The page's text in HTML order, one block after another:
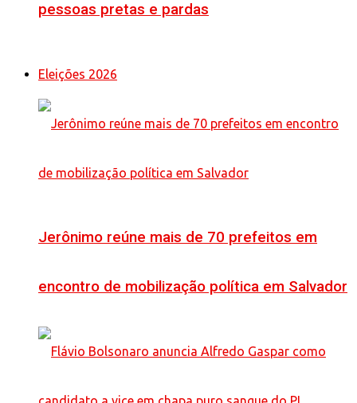
pessoas pretas e pardas
Eleições 2026
Jerônimo reúne mais de 70 prefeitos em
encontro de mobilização política em Salvador